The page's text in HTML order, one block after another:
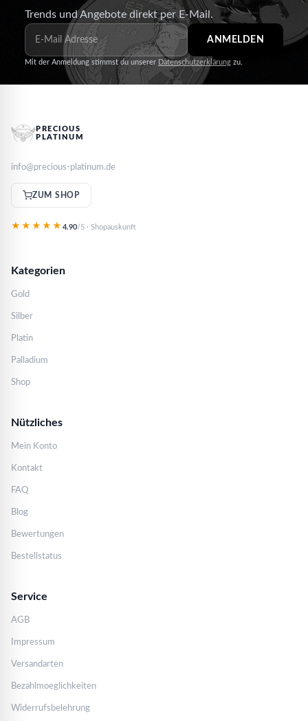
Trends und Angebote direkt per E-Mail.
ANMELDEN
Mit der Anmeldung stimmst du unserer Datenschutzerklärung zu.
PRECIOUS
PLATINUM
info@precious-platinum.de
ZUM SHOP
★★★★★ 4.90/5 · Shopauskunft
Kategorien
Gold
Silber
Platin
Palladium
Shop
Nützliches
Mein Konto
Kontakt
FAQ
Blog
Bewertungen
Bestellstatus
Service
AGB
Impressum
Versandarten
Bezahlmoeglichkeiten
Widerrufsbelehrung